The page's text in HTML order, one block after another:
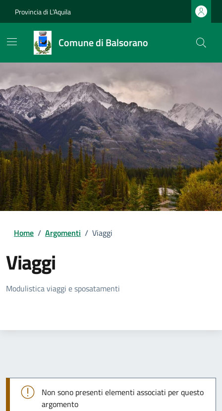
Provincia di L'Aquila
Comune di Balsorano
Home / Argomenti / Viaggi
Viaggi
Dettagli della notizia
Modulistica viaggi e sposatamenti
Non sono presenti elementi associati per questo
argomento